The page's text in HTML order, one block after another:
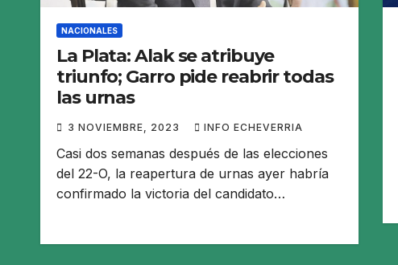
NACIONALES
La Plata: Alak se atribuye
triunfo; Garro pide reabrir todas
las urnas
3 NOVIEMBRE, 2023 INFO ECHEVERRIA
Casi dos semanas después de las elecciones
del 22-O, la reapertura de urnas ayer habría
confirmado la victoria del candidato…